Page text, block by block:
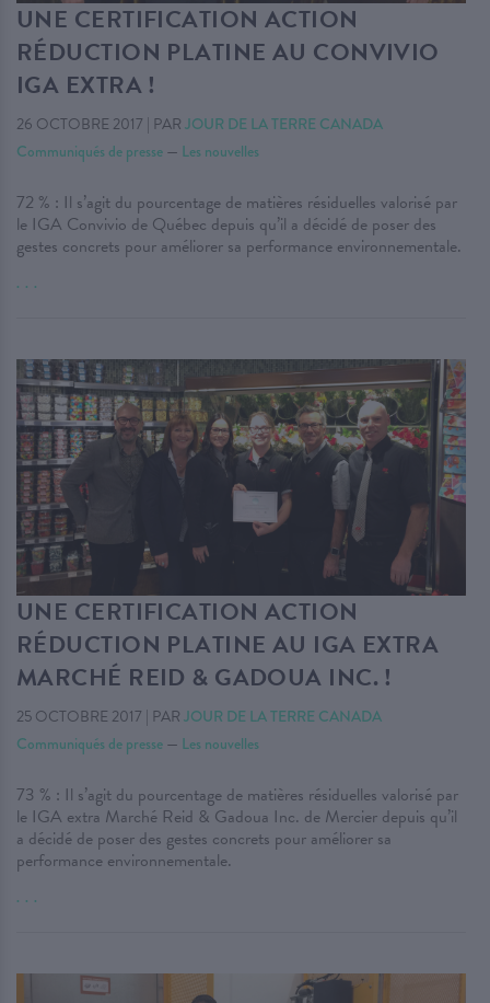
UNE CERTIFICATION ACTION
RÉDUCTION PLATINE AU CONVIVIO
IGA EXTRA !
26 OCTOBRE 2017 | PAR JOUR DE LA TERRE CANADA
Communiqués de presse — Les nouvelles
72 % : Il s’agit du pourcentage de matières résiduelles valorisé par
le IGA Convivio de Québec depuis qu’il a décidé de poser des
gestes concrets pour améliorer sa performance environnementale.
. . .
UNE CERTIFICATION ACTION
RÉDUCTION PLATINE AU IGA EXTRA
MARCHÉ REID & GADOUA INC. !
25 OCTOBRE 2017 | PAR JOUR DE LA TERRE CANADA
Communiqués de presse — Les nouvelles
73 % : Il s’agit du pourcentage de matières résiduelles valorisé par
le IGA extra Marché Reid & Gadoua Inc. de Mercier depuis qu’il
a décidé de poser des gestes concrets pour améliorer sa
performance environnementale.
. . .